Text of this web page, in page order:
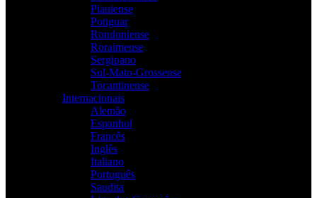
Piauiense
Potiguar
Rondoniense
Roraimense
Sergipano
Sul-Mato-Grossense
Tocantinense
Internacionais
Alemão
Espanhol
Francês
Inglês
Italiano
Português
Saudita